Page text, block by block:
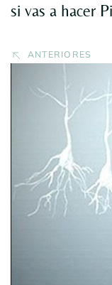
si vas a hacer
ANTERIORES